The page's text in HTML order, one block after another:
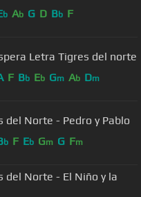
b Ab G D Bb F
Letra Tigres del norte
F Bb Eb Gm Ab Dm
del Norte - Pedro y Pablo
b F Eb Gm G Fm
del Norte - El Niño y la